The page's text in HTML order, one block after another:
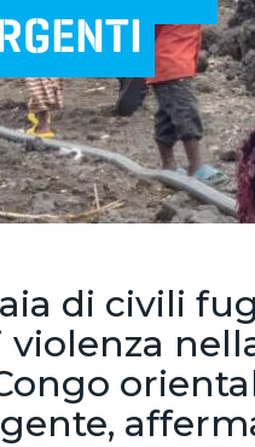
di civili